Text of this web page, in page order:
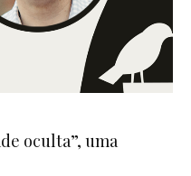
oculta”, uma